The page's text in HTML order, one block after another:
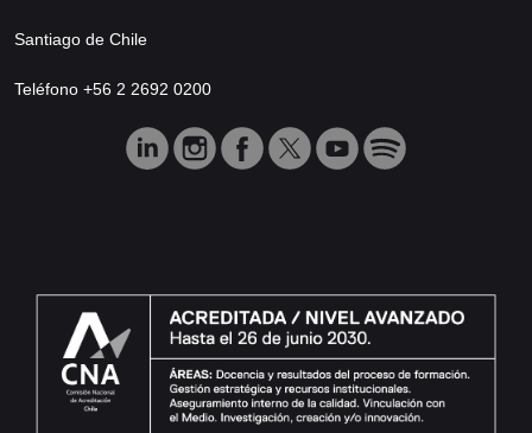
Santiago de Chile
Teléfono +56 2 2692 0200